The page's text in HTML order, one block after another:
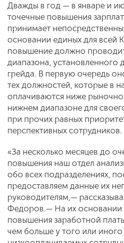
Дважды в год — в январе и
точечные повышения
принимает
основании единых для всей
повышение должно
диапазона, установленного
грейда. В первую очередь
тех должностей, которые в
оплачиваются ниже
нижнем диапазоне для
при прочих равных
перспективных сотрудников.
«За несколько месяцев до
повышения наш отдел
обо всех подразделениях,
предоставляем данные их
руководителям,—
Федоров.— На их
повышения заработной
чем больше у того или